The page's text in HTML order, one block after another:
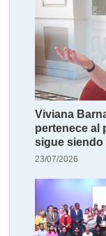
Viviana
pertenece al
sigue siendo
23/07/2026